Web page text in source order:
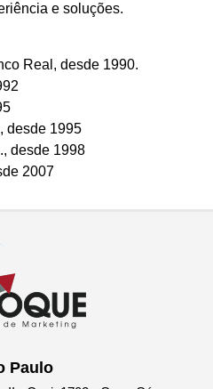
e soluções.
Real, desde 1990.
desde 1995
desde 1998
2007
Paulo